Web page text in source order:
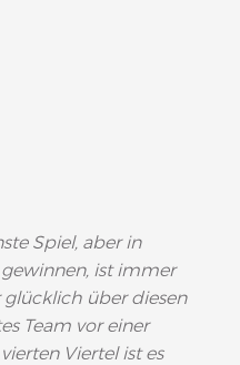
Spiel, aber in
gewinnen, ist immer
glücklich über diesen
Team vor einer
Viertel ist es